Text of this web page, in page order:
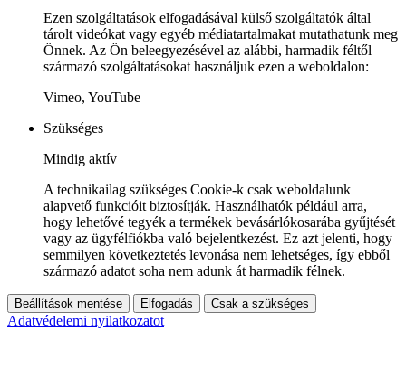
Ezen szolgáltatások elfogadásával külső szolgáltatók által
tárolt videókat vagy egyéb médiatartalmakat mutathatunk meg
Önnek. Az Ön beleegyezésével az alábbi, harmadik féltől
származó szolgáltatásokat használjuk ezen a weboldalon:
Vimeo, YouTube
Szükséges
Mindig aktív
A technikailag szükséges Cookie-k csak weboldalunk
alapvető funkcióit biztosítják. Használhatók például arra,
hogy lehetővé tegyék a termékek bevásárlókosarába gyűjtését
vagy az ügyfélfiókba való bejelentkezést. Ez azt jelenti, hogy
semmilyen következtetés levonása nem lehetséges, így ebből
származó adatot soha nem adunk át harmadik félnek.
Beállítások mentése Elfogadás Csak a szükséges
Adatvédelemi nyilatkozatot